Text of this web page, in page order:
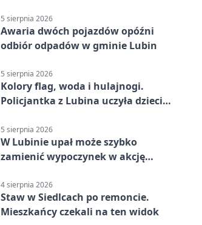
5 sierpnia 2026
Awaria dwóch pojazdów opóźni
odbiór odpadów w gminie Lubin
5 sierpnia 2026
Kolory flag, woda i hulajnogi.
Policjantka z Lubina uczyła dzieci
5 sierpnia 2026
W Lubinie upał może szybko
zamienić wypoczynek w akcję
4 sierpnia 2026
Staw w Siedlcach po remoncie.
Mieszkańcy czekali na ten widok